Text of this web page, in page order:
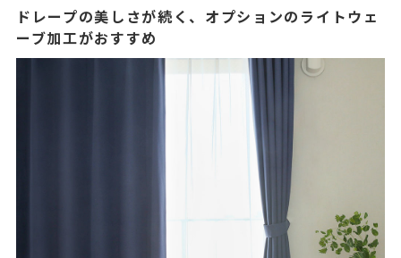
ドレープの美しさが続く、オプションのライトウェ
ーブ加工がおすすめ